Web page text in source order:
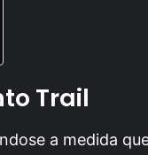
Trail
a medida